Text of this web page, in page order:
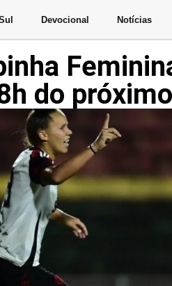
Devocional Notícias
do